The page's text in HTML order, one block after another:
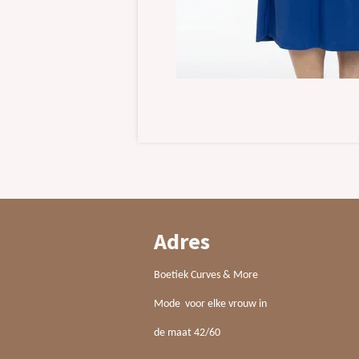
Adres
Boetiek Curves & More
Mode voor elke vrouw in
de maat 42/60